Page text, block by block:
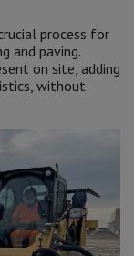
process for
and paving.
on site, adding
without